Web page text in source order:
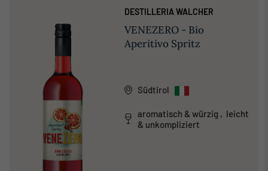
DESTILLERIA WALCHER
VENEZERO - Bio
Aperitivo Spritz
Südtirol
aromatisch & würzig , leicht
& unkompliziert